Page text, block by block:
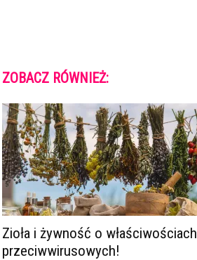
ZOBACZ RÓWNIEŻ:
Zioła i żywność o właściwościach
przeciwwirusowych!